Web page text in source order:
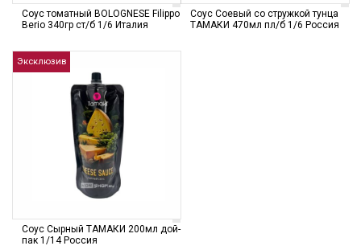
Соус томатный BOLOGNESE Filippo
Berio 340гр ст/б 1/6 Италия
Соус Соевый со стружкой тунца
ТАМАКИ 470мл пл/б 1/6 Россия
Эксклюзив
Соус Сырный ТАМАКИ 200мл дой-
пак 1/14 Россия